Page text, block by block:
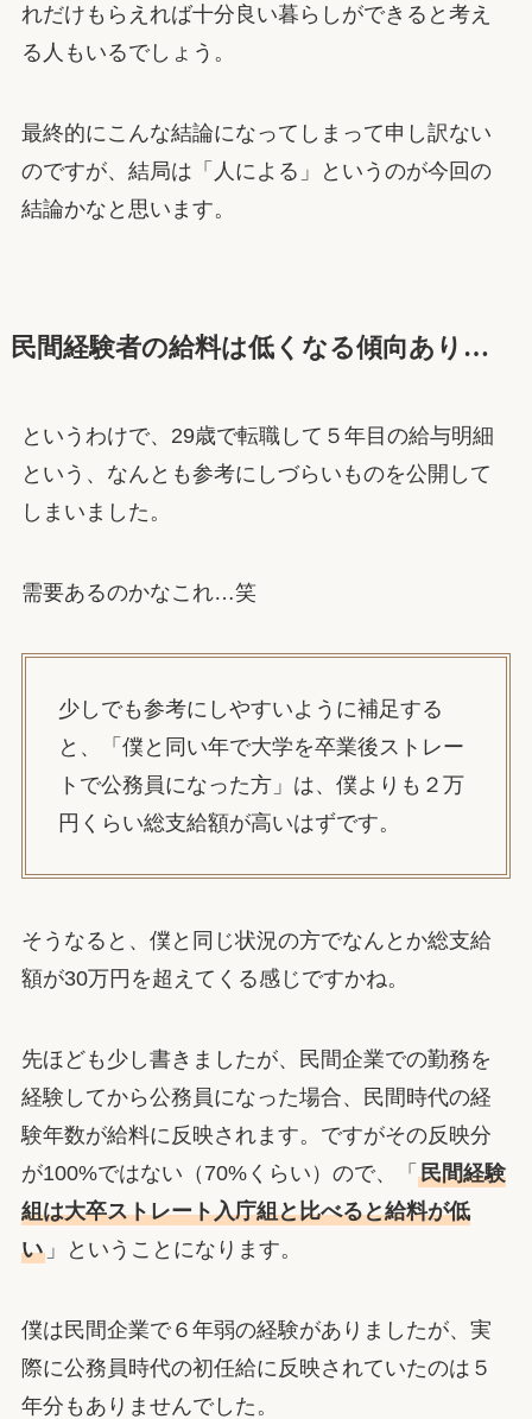
れだけもらえれば十分良い暮らしができると考え
る人もいるでしょう。
最終的にこんな結論になってしまって申し訳ない
のですが、結局は「人による」というのが今回の
結論かなと思います。
民間経験者の給料は低くなる傾向あり…
というわけで、29歳で転職して５年目の給与明細
という、なんとも参考にしづらいものを公開して
しまいました。
需要あるのかなこれ…笑
少しでも参考にしやすいように補足する
と、「僕と同い年で大学を卒業後ストレー
トで公務員になった方」は、僕よりも２万
円くらい総支給額が高いはずです。
そうなると、僕と同じ状況の方でなんとか総支給
額が30万円を超えてくる感じですかね。
先ほども少し書きましたが、民間企業での勤務を
経験してから公務員になった場合、民間時代の経
験年数が給料に反映されます。ですがその反映分
が100%ではない（70%くらい）ので、「 民間経験
組は大卒ストレート入庁組と比べると給料が低
い」ということになります。
僕は民間企業で６年弱の経験がありましたが、実
際に公務員時代の初任給に反映されていたのは５
年分もありませんでした。